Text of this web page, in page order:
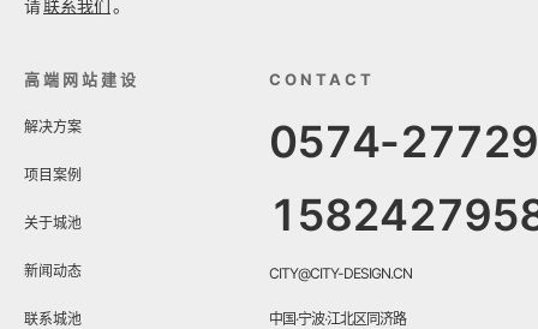
请联系我们。
高端网站建设
解决方案
项目案例
关于城池
新闻动态
联系城池
CONTACT
0574-
CITY@CITY-DESIGN.CN
中国·宁波·江北区同济路